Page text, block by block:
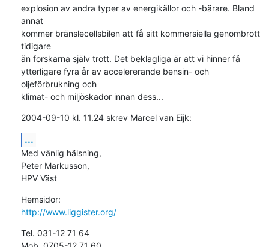
explosion av andra typer av energikällor och -bärare. Bland
annat
kommer bränslecellsbilen att få sitt kommersiella genombrott
tidigare
än forskarna själv trott. Det beklagliga är att vi hinner få
ytterligare fyra år av accelererande bensin- och
oljeförbrukning och
klimat- och miljöskador innan dess...
2004-09-10 kl. 11.24 skrev Marcel van Eijk:
...
Med vänlig hälsning,
Peter Markusson,
HPV Väst
http://www.liggister.org/
Tel. 031-12 71 64